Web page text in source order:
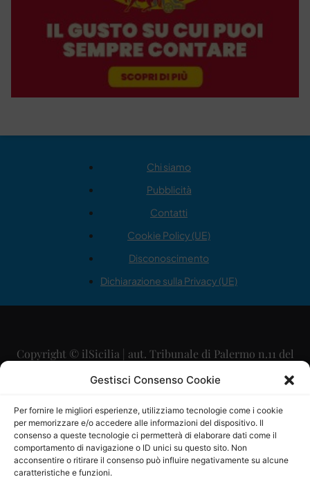
Gestisci Consenso Cookie
Per fornire le migliori esperienze, utilizziamo tecnologie come i cookie
per memorizzare e/o accedere alle informazioni del dispositivo. Il
consenso a queste tecnologie ci permetterà di elaborare dati come il
comportamento di navigazione o ID unici su questo sito. Non
acconsentire o ritirare il consenso può influire negativamente su alcune
caratteristiche e funzioni.
Chi siamo
Pubblicità
Contatti
Cookie Policy (UE)
Disconoscimento
Dichiarazione sulla Privacy (UE)
Copyright © ilSicilia | aut. Tribunale di Palermo n.11 del
29/09/2015
Direttore Editoriale: Maurizio Scaglione
Direttore Responsabile: Maria Calabrese